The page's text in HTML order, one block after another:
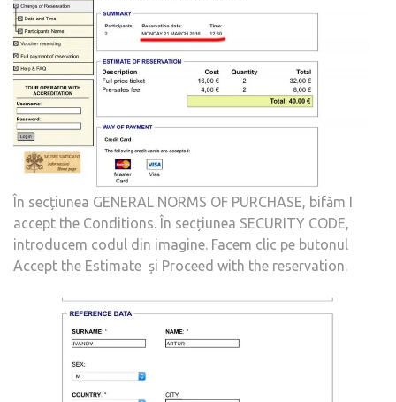
În secțiunea GENERAL NORMS OF PURCHASE, bifăm I
accept the Conditions. În secțiunea SECURITY CODE,
introducem codul din imagine. Facem clic pe butonul
Accept the Estimate și Proceed with the reservation.